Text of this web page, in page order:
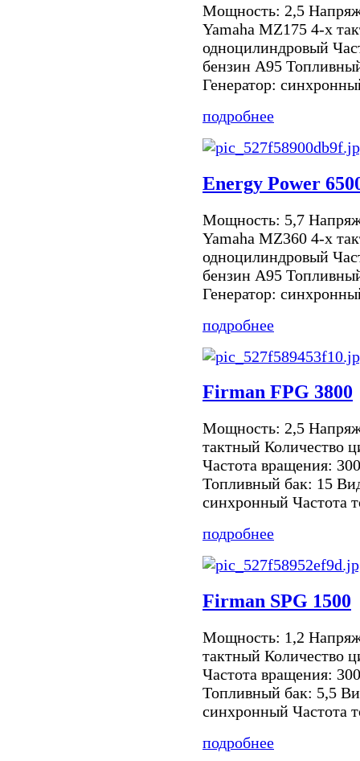
Мощность: 2,5
Yamaha MZ175 4-х
одноцилиндровый
бензин А95
Генератор:
подробнее
Energy Power
Мощность: 5,7
Yamaha MZ360 4-х
одноцилиндровый
бензин А95
Генератор:
подробнее
Firman FPG 3800
Мощность: 2,5
тактный Количество
Частота вращения:
Топливный бак: 15
синхронный Частота
подробнее
Firman SPG 1500
Мощность: 1,2
тактный Количество
Частота вращения:
Топливный бак: 5,5
синхронный Частота
подробнее